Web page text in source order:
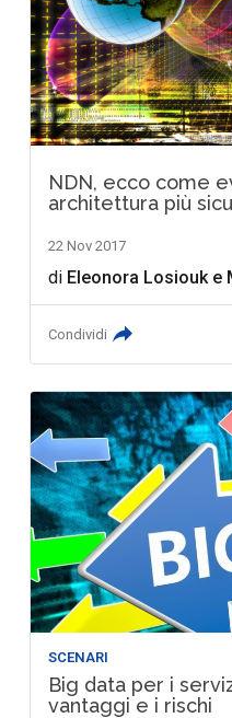
NDN, ecco come
architettura più
22 Nov 2017
di Eleonora Losiouk e
Condividi
SCENARI
Big data per i
vantaggi e i rischi